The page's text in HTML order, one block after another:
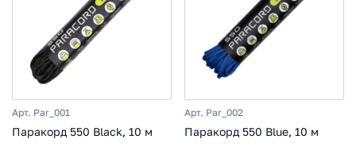
Арт. Par_001
Паракорд 550 Black, 10 м
Арт. Par_002
Паракорд 550 Blue, 10 м